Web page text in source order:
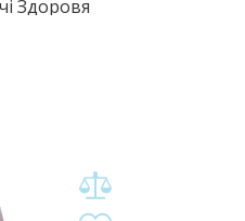
Здоровя